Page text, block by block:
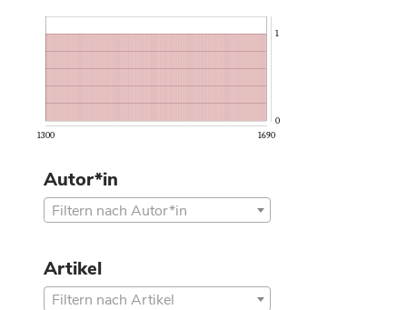
1300 1690
0
1
Autor*in
Filtern nach Autor*in
Artikel
Filtern nach Artikel